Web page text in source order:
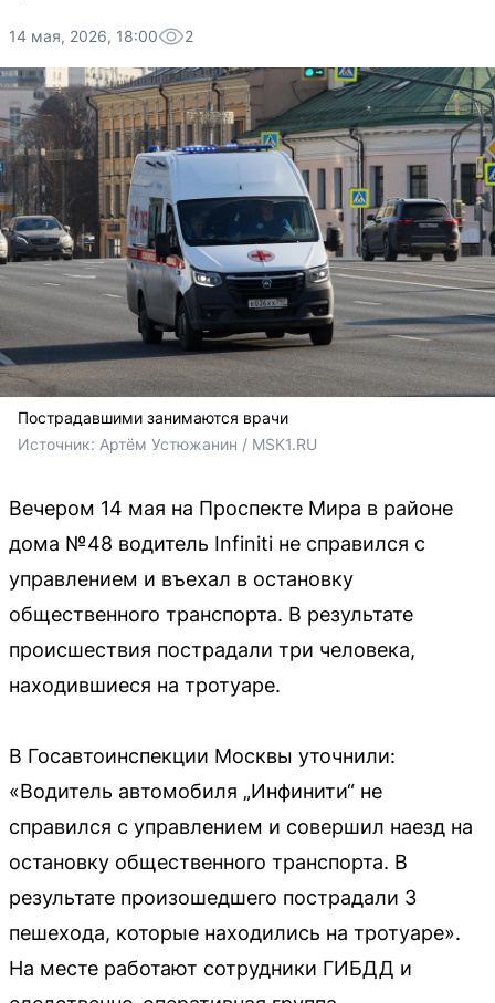
14 мая, 2026, 18:00 2
Пострадавшими занимаются врачи
Источник: Артём Устюжанин / MSK1.RU
Вечером 14 мая на Проспекте Мира в районе
дома №48 водитель Infiniti не справился с
управлением и въехал в остановку
общественного транспорта. В результате
происшествия пострадали три человека,
находившиеся на тротуаре.
В Госавтоинспекции Москвы уточнили:
«Водитель автомобиля „Инфинити“ не
справился с управлением и совершил наезд на
остановку общественного транспорта. В
результате произошедшего пострадали 3
пешехода, которые находились на тротуаре».
На месте работают сотрудники ГИБДД и